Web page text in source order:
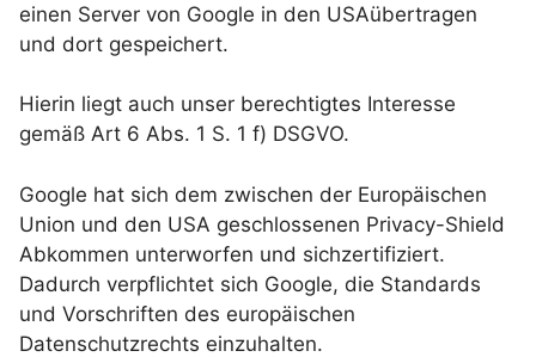
einen Server von Google in den USAübertragen
und dort gespeichert.
Hierin liegt auch unser berechtigtes Interesse
gemäß Art 6 Abs. 1 S. 1 f) DSGVO.
Google hat sich dem zwischen der Europäischen
Union und den USA geschlossenen Privacy-Shield
Abkommen unterworfen und sichzertifiziert.
Dadurch verpflichtet sich Google, die Standards
und Vorschriften des europäischen
Datenschutzrechts einzuhalten.